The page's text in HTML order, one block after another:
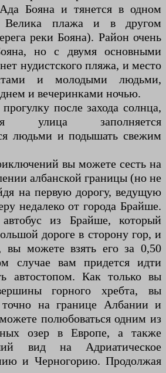
Бояна и тянется в одном
Велика плажа и в другом
реки Бояна). Район очень
но с двумя основными
нудистского пляжа, и место
и молодыми людьми,
​​и вечеринками ночью.
после захода солнца,
улица заполняется
людьми и подышать свежим
вы можете сесть на
албанской границы (но не
на первую дорогу, ведущую
недалеко от города Брайше.
из Брайше, который
дороге в сторону гор, и
вы можете взять его за 0,50
случае вам придется идти
автостопом. Как только вы
горного хребта, вы
точно на границе Албании и
полюбоваться одним из
озер в Европе, а также
вид на Адриатическое
и Черногорию. Продолжая